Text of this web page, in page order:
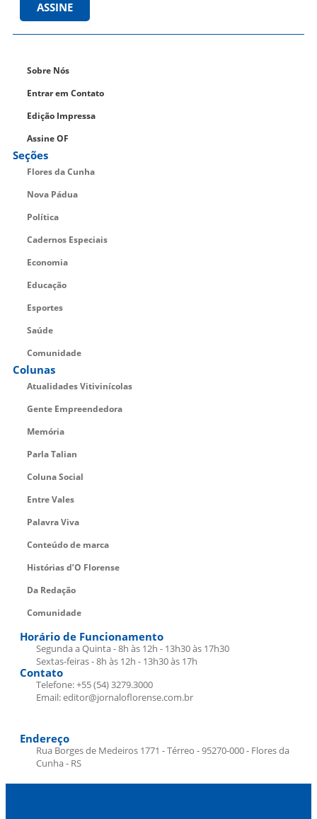
ASSINE
Sobre Nós
Entrar em Contato
Edição Impressa
Assine OF
Seções
Flores da Cunha
Nova Pádua
Política
Cadernos Especiais
Economia
Educação
Esportes
Saúde
Comunidade
Colunas
Atualidades Vitivinícolas
Gente Empreendedora
Memória
Parla Talian
Coluna Social
Entre Vales
Palavra Viva
Conteúdo de marca
Histórias d’O Florense
Da Redação
Comunidade
Horário de Funcionamento
Segunda a Quinta - 8h às 12h - 13h30 às 17h30
Sextas-feiras - 8h às 12h - 13h30 às 17h
Contato
Telefone: +55 (54) 3279.3000
Email: editor@jornaloflorense.com.br
Endereço
Rua Borges de Medeiros 1771 - Térreo - 95270-000 - Flores da
Cunha - RS